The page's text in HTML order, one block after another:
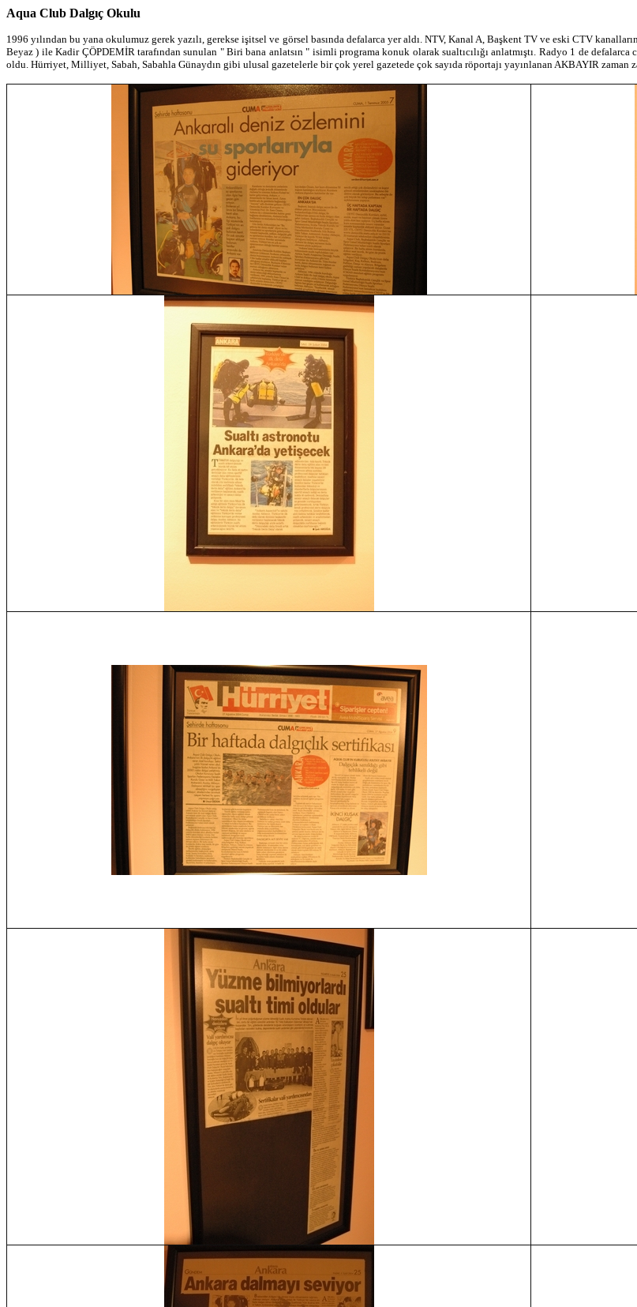
Aqua Club Dalgıç Okulu
1996 yılından bu yana okulumuz gerek yazılı, gerekse işitsel ve görsel basında defalarca yer aldı. NTV, Kanal A, Başkent TV ve eski CTV
Beyaz ) ile Kadir ÇÖPDEMİR tarafından sunulan " Biri bana anlatsın " isimli programa konuk olarak sualtıcılığı anlatmıştı. Radyo 1 de
oldu. Hürriyet, Milliyet, Sabah, Sabahla Günaydın gibi ulusal gazetelerle bir çok yerel gazetede çok sayıda röportajı yayınlanan AKBAYIR zaman